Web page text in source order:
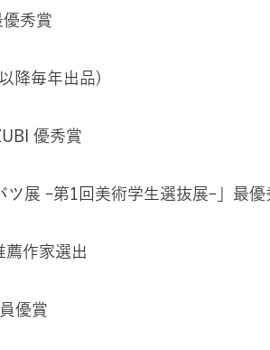
秀賞
降毎年出品)
優秀賞
ツ展 ｰ第1回美術学生選抜展ｰ」最優
作家選出
優賞